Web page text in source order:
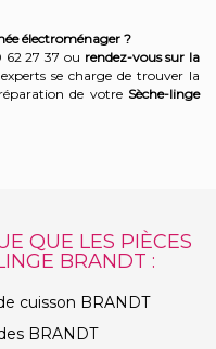
électroménager ?
27 37 ou rendez-vous sur la
se charge de trouver la
de votre Sèche-linge
QUE LES PIÈCES
BRANDT :
cuisson BRANDT
BRANDT